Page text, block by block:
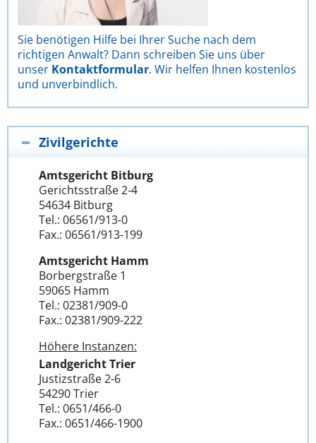
Sie benötigen Hilfe bei Ihrer Suche nach dem
richtigen Anwalt? Dann schreiben Sie uns über
unser Kontaktformular. Wir helfen Ihnen kostenlos
und unverbindlich.
Zivilgerichte
Amtsgericht Bitburg
Gerichtsstraße 2-4
54634 Bitburg
Tel.: 06561/913-0
Fax.: 06561/913-199
Amtsgericht Hamm
Borbergstraße 1
59065 Hamm
Tel.: 02381/909-0
Fax.: 02381/909-222
Höhere Instanzen:
Landgericht Trier
Justizstraße 2-6
54290 Trier
Tel.: 0651/466-0
Fax.: 0651/466-1900